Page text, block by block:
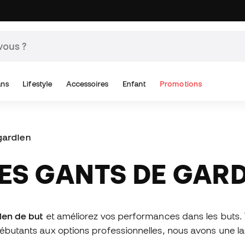
Lifestyle Accessoires Enfant Promotions
GANTS DE
de but et améliorez vos performances dans les
aux options professionnelles, nous avons une